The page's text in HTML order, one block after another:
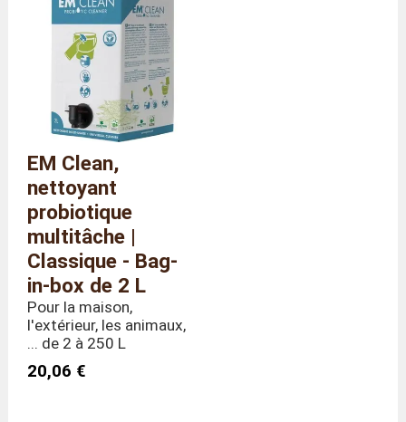
Taille
Poids
EM Clean,
nettoyant
probiotique
multitâche |
Classique - Bag-
in-box de 2 L
Pour la maison,
l'extérieur, les animaux,
... de 2 à 250 L
20,06 €